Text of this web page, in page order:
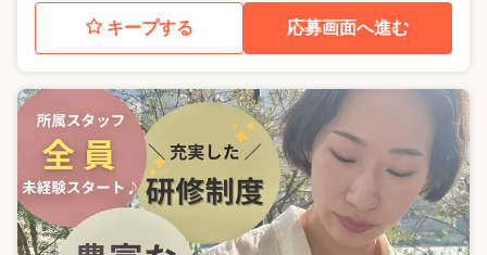
キープする 応募画面へ進む